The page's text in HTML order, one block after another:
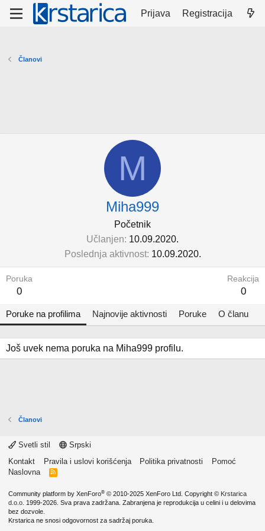
Prijava Registracija
Članovi
M
Miha999
Početnik
Učlanjen 10.09.2020.
Poslednja aktivnost 10.09.2020.
Poruka
0
Reakcija
0
Poruke na profilima Najnovije aktivnosti Poruke O članu
Još uvek nema poruka na Miha999 profilu.
Članovi
Svetli stil
Srpski
Kontakt
Pravila i uslovi korišćenja Politika privatnosti
Pomoć
Naslovna
R
Community platform by XenForo® © 2010-2025 XenForo Ltd. Copyright © Krstarica
d.o.o. 1999-2026. Sva prava zadržana. Zabranjena je reprodukcija u celini i u delovima
bez dozvole.
Krstarica ne snosi odgovornost za sadržaj poruka.